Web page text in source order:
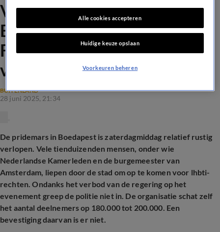
Verboden Pride-mars in
Boedapest, met onder meer
Femke Halsema, rustig
verlopen
BUITENLAND
28 juni 2025, 21:34
De pridemars in Boedapest is zaterdagmiddag relatief rustig
verlopen. Vele tienduizenden mensen, onder wie
Nederlandse Kamerleden en de burgemeester van
Amsterdam, liepen door de stad om op te komen voor lhbti-
rechten. Ondanks het verbod van de regering op het
evenement greep de politie niet in. De organisatie schat zelf
het aantal deelnemers op 180.000 tot 200.000. Een
bevestiging daarvan is er niet.
Alle cookies accepteren
Huidige keuze opslaan
Voorkeuren beheren